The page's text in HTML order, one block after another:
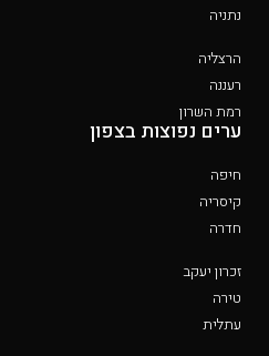
נתניה
הרצליה
רעננה
רמת השרון
ערים נפוצות בצפון
חיפה
קיסריה
חדרה
זכרון יעקב
טירה
עתלית